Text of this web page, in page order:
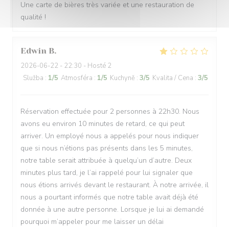
Une carte de bières très variée et une restauration de
qualité !
Edwin B
2026-06-22 - 22:30 - Hosté 2
Služba : 1/5 Atmosféra : 1/5 Kuchyně : 3/5 Kvalita / Cena : 3/5
Réservation effectuée pour 2 personnes à 22h30. Nous
avons eu environ 10 minutes de retard, ce qui peut
arriver. Un employé nous a appelés pour nous indiquer
que si nous n’étions pas présents dans les 5 minutes,
notre table serait attribuée à quelqu’un d’autre. Deux
minutes plus tard, je l’ai rappelé pour lui signaler que
nous étions arrivés devant le restaurant. À notre arrivée, il
nous a pourtant informés que notre table avait déjà été
donnée à une autre personne. Lorsque je lui ai demandé
pourquoi m’appeler pour me laisser un délai